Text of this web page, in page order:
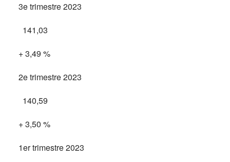
3e trimestre 2023
141,03
+ 3,49 %
2e trimestre 2023
140,59
+ 3,50 %
1er trimestre 2023